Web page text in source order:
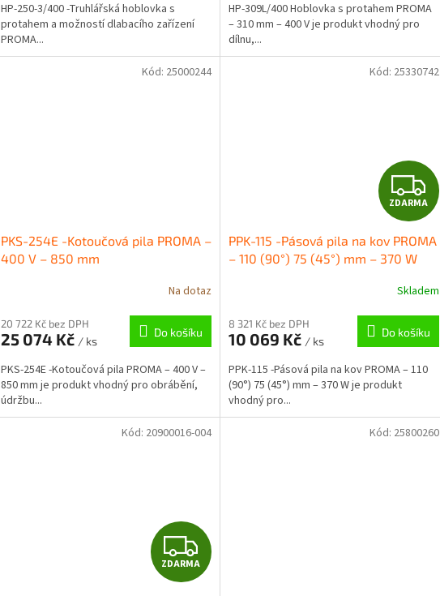
HP-250-3/400 -Truhlářská hoblovka s
protahem a možností dlabacího zařízení
PROMA...
HP-309L/400 Hoblovka s protahem PROMA
– 310 mm – 400 V je produkt vhodný pro
dílnu,...
PKS-254E -Kotoučová pila PROMA –
400 V – 850 mm
Na dotaz
20 722 Kč bez DPH
25 074 Kč / ks
Do košíku
PKS-254E -Kotoučová pila PROMA – 400 V –
850 mm je produkt vhodný pro obrábění,
údržbu...
Kód: 25000244
Z
D
A
R
M
A
ZDARMA
PPK-115 -Pásová pila na kov PROMA
– 110 (90°) 75 (45°) mm – 370 W
Skladem
8 321 Kč bez DPH
10 069 Kč / ks
Do košíku
PPK-115 -Pásová pila na kov PROMA – 110
(90°) 75 (45°) mm – 370 W je produkt
vhodný pro...
Kód: 25330742
Z
D
ZDARMA
Kód: 20900016-004 Kód: 25800260